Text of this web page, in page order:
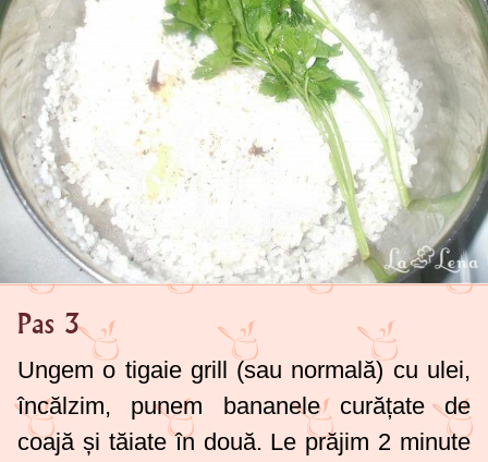
Pas 3
Ungem o tigaie grill (sau normală) cu ulei,
încălzim, punem bananele curățate de
coajă și tăiate în două. Le prăjim 2 minute